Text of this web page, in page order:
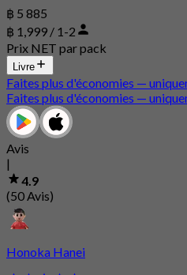
฿ 5 885
฿ 1,999 / 1-2
Prix NET par pack
Livre
Faites plus d'économies —
Faites plus d'économies —
Avis
|
4.9
(50 Avis)
Honoka Hanei